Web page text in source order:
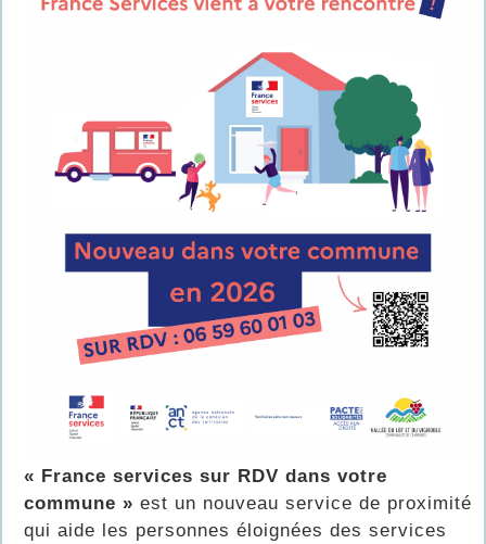
« France services sur RDV dans votre
commune » est un nouveau service de proximité
qui aide les personnes éloignées des services